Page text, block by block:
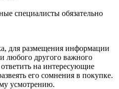
специалисты обязательно
для размещения информации
любого другого важного
на интересующие
его сомнения в покупке.
усмотрению.